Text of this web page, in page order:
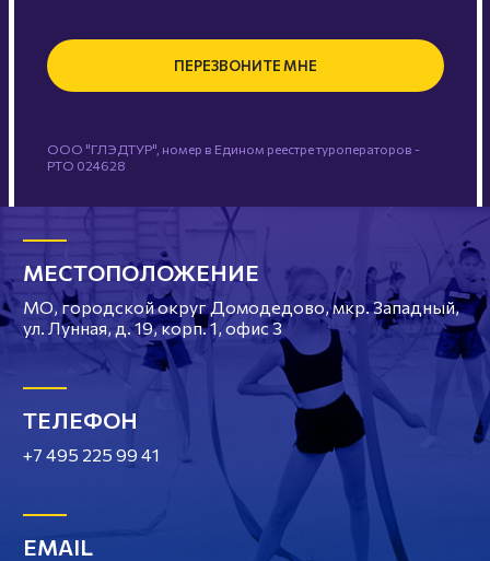
ПЕРЕЗВОНИТЕ МНЕ
ООО "ГЛЭДТУР", номер в Едином реестре туроператоров -
РТО 024628
МЕСТОПОЛОЖЕНИЕ
МО, городской округ Домодедово, мкр. Западный,
ул. Лунная, д. 19, корп. 1, офис 3
ТЕЛЕФОН
+7 495 225 99 41
EMAIL